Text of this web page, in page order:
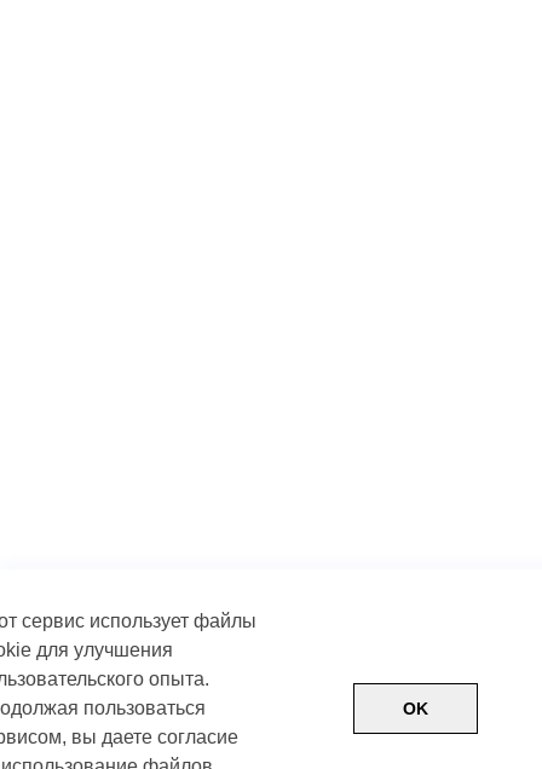
сервис использует файлы
для улучшения
опыта.
пользоваться
вы даете согласие
OK